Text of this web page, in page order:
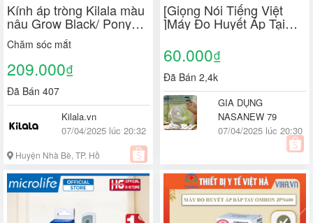
Kính áp tròng Kilala màu
nâu Grow Black/ Pony
Pink Purple/ Psychedelic
Black DIA 14.2 14.5mm
lens cận 6 tháng có độ 0-
7
Chăm sóc mắt
209.000₫
Đã Bán 407
Kilala.vn
07/04/2025 lúc 20:32
Huyện Nhà Bè, TP. Hồ
[Giọng Nói Tiếng Việt
]Máy Đo Huyết Áp Tại
Nhà,Đo Nhịp Tim Điện
Tử Bắp Tay,chính xác và
truyền kết quả đo qua
giọng nói
60.000₫
Đã Bán 2,4k
GIA DỤNG
NASANEW 79
07/04/2025 lúc 20:30